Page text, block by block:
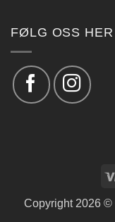
FØLG OSS HER
Copyright 2026 ©